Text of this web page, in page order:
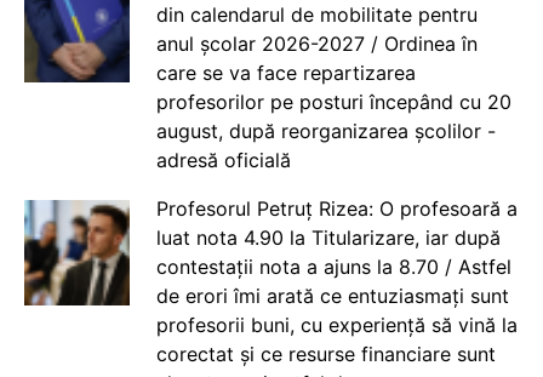
din calendarul de mobilitate pentru
anul școlar 2026-2027 / Ordinea în
care se va face repartizarea
profesorilor pe posturi începând cu 20
august, după reorganizarea școlilor -
adresă oficială
Profesorul Petruț Rizea: O profesoară a
luat nota 4.90 la Titularizare, iar după
contestații nota a ajuns la 8.70 / Astfel
de erori îmi arată ce entuziasmați sunt
profesorii buni, cu experiență să vină la
corectat și ce resurse financiare sunt